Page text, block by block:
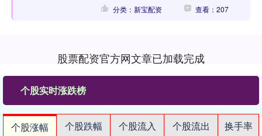
分类：新宝配资 查看：207
股票配资官方网文章已加载完成
个股实时涨跌榜
个股涨幅 个股跌幅 个股流入 个股流出
换手率